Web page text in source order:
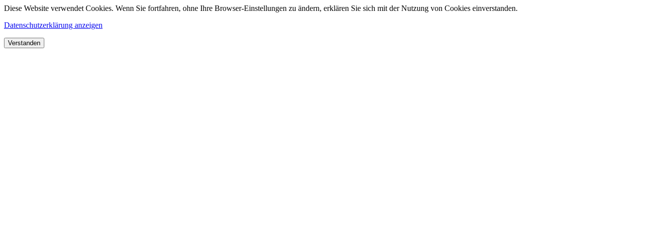
Diese Website verwendet Cookies. Wenn Sie fortfahren, ohne Ihre Browser-Einstellungen zu ändern, erklären Sie sich mit der Nutzung von Cookies einverstanden.
Datenschutzerklärung anzeigen
Verstanden